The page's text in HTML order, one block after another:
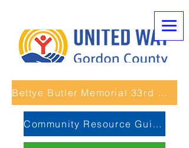
Community Resource Guide
Bettye Butler Memorial 33rd Unity Run